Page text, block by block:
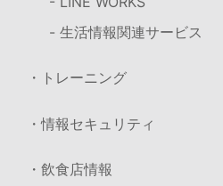
- 生活情報関連サービス
・トレーニング
・情報セキュリティ
・飲食店情報